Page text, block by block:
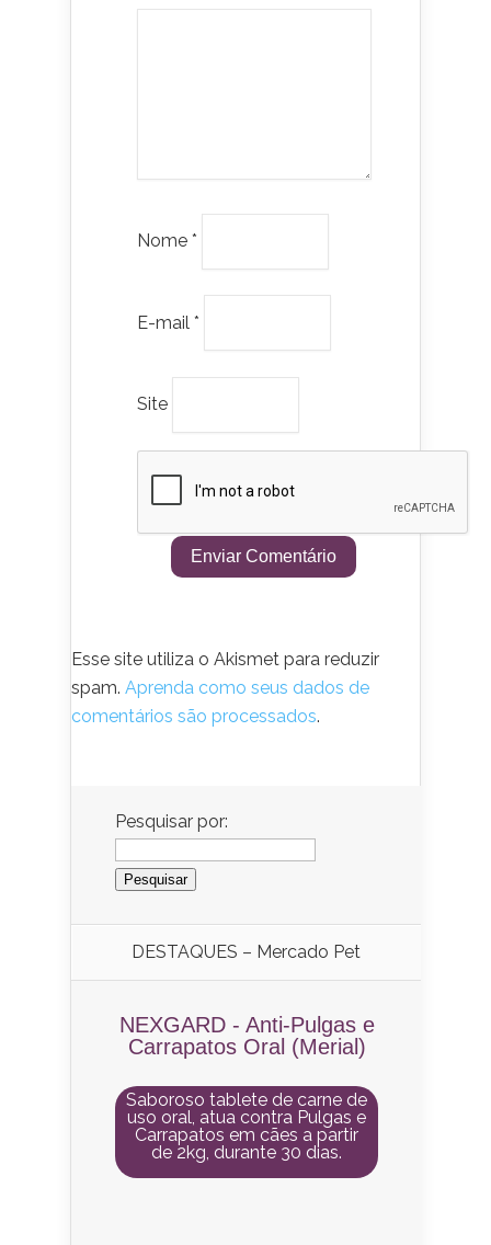
Nome *
E-mail *
Site
Esse site utiliza o Akismet para reduzir
spam. Aprenda como seus dados de
comentários são processados.
Pesquisar por:
DESTAQUES – Mercado Pet
NEXGARD - Anti-Pulgas e
Carrapatos Oral (Merial)
Saboroso tablete de carne de
uso oral, atua contra Pulgas e
Carrapatos em cães a partir
de 2kg, durante 30 dias.